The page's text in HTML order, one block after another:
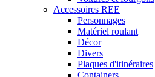
Accessoires REE
Personnages
Matériel roulant
Décor
Divers
Plaques d'itinéraires
Containers